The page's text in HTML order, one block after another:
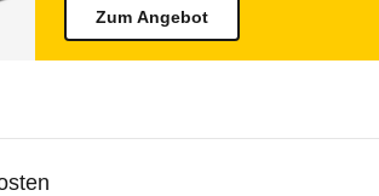
Zum Angebot